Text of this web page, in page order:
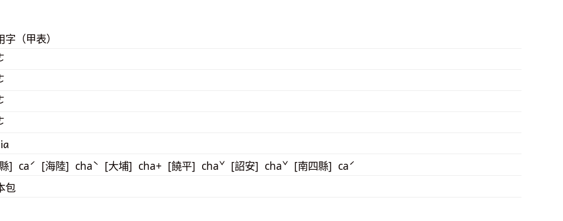
字（甲表）
] caˊ [海陸] chaˋ [大埔] cha+ [饒平] chaˇ [詔安] chaˇ [南四縣] caˊ
包